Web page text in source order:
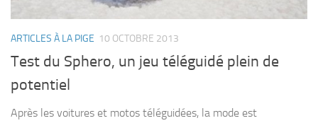
ARTICLES À LA PIGE 10 OCTOBRE 2013
Test du Sphero, un jeu téléguidé plein de
potentiel
Après les voitures et motos téléguidées, la mode est